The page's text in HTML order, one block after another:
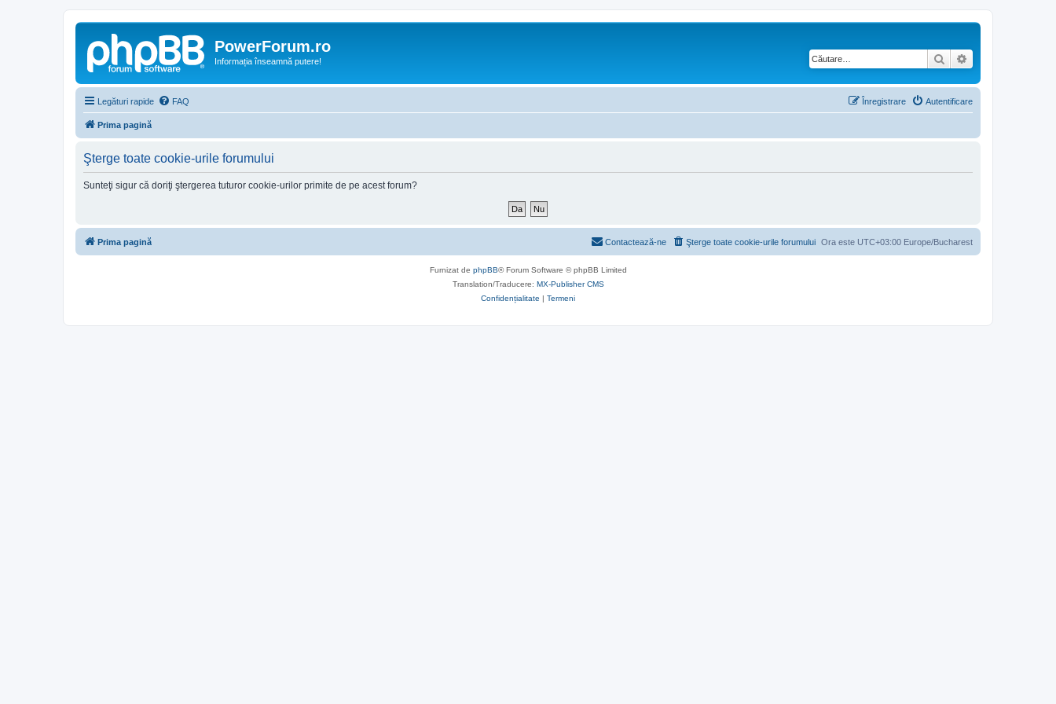
PowerForum.ro
Informația înseamnă putere! Căutare
Legături rapide FAQ Autentificare
Înregistrare
Prima pagină
Şterge toate cookie-urile forumului
Sunteţi sigur că doriţi ştergerea tuturor cookie-urilor primite de pe acest forum?
Prima pagină Ora este UTC+03:00 Europe/Bucharest
Şterge toate cookie-urile forumului
Contactează-ne
Furnizat de phpBB® Forum Software © phpBB Limited
Translation/Traducere: MX-Publisher CMS
Confidențialitate | Termeni